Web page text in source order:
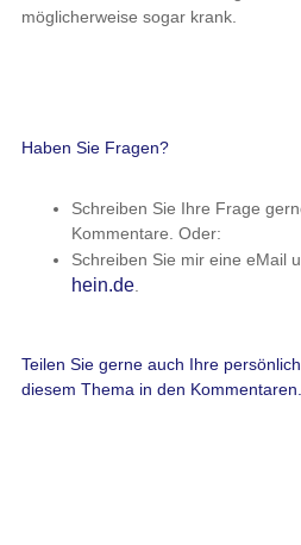
möglicherweise sogar krank.
Haben Sie Fragen?
Schreiben Sie Ihre Frage
Kommentare. Oder:
Schreiben Sie mir eine eMail
hein.de.
Teilen Sie gerne auch Ihre
diesem Thema in den Kommentaren.